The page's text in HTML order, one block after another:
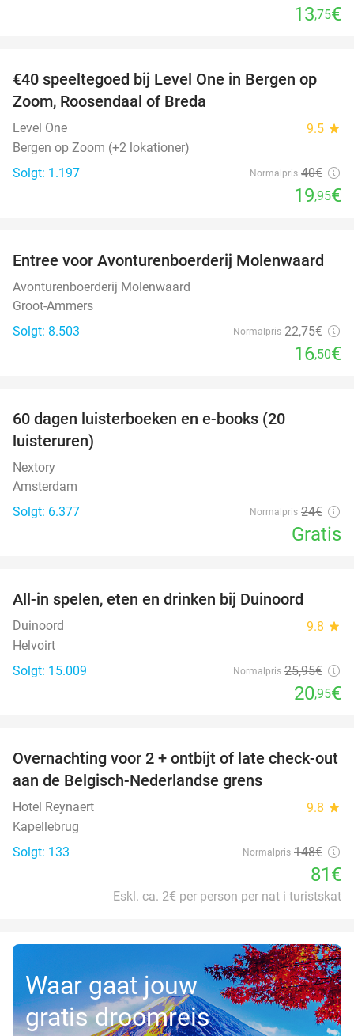
13,75€
50%
€40 speeltegoed bij Level One in Bergen op
Zoom, Roosendaal of Breda
Level One 9.5 star
Bergen op Zoom (+2 lokationer)
Solgt: 1.197
Normalpris 40€
19,95€
27%
Entree voor Avonturenboerderij Molenwaard
Avonturenboerderij Molenwaard
Groot-Ammers
Solgt: 8.503
Normalpris 22,75€
16,50€
60 dagen luisterboeken en e-books (20
luisteruren)
Nextory
Amsterdam
Solgt: 6.377
Normalpris 24€
Gratis
All-in spelen, eten en drinken bij Duinoord
Duinoord 9.8 star
Helvoirt
Solgt: 15.009
Normalpris 25,95€
20,95€
45%
Overnachting voor 2 + ontbijt of late check-out
aan de Belgisch-Nederlandse grens
Hotel Reynaert 9.8 star
Kapellebrug
Solgt: 133
Normalpris 148€
81€
Eskl. ca. 2€ per person per nat i turistskat
Waar gaat jouw
gratis droomreis